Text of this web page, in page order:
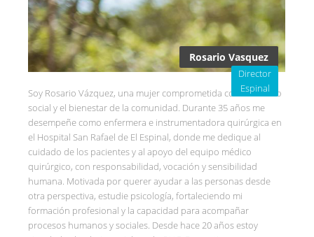
Rosario Vasquez
Director
Espinal
Soy Rosario Vázquez, una mujer comprometida con el servicio
social y el bienestar de la comunidad. Durante 35 años me
desempeñe como enfermera e instrumentadora quirúrgica en
el Hospital San Rafael de El Espinal, donde me dedique al
cuidado de los pacientes y al apoyo del equipo médico
quirúrgico, con responsabilidad, vocación y sensibilidad
humana. Motivada por querer ayudar a las personas desde
otra perspectiva, estudie psicología, fortaleciendo mi
formación profesional y la capacidad para acompañar
procesos humanos y sociales. Desde hace 20 años estoy